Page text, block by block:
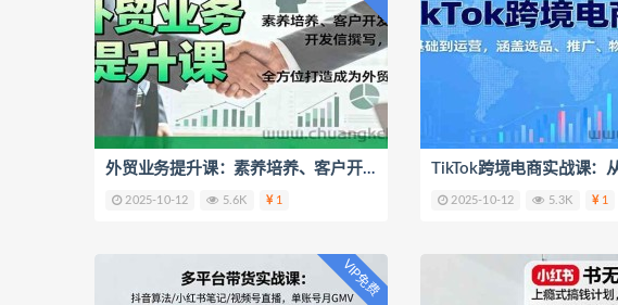
外贸业务提升课：素养培养、客户开发、开发信撰写，全方位打造成为外贸高手
2025-10-12 5.6K 1 2025-10-12 5.3K 1
VIP免费